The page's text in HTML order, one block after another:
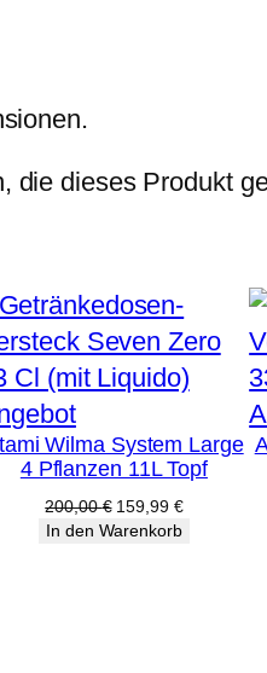
die dieses Produkt
Produkt
im
Angebot
Wilma System Large
4 Pflanzen 11L Topf
200,00€ Ursprünglicher
Preis
159,99 €Aktueller
Preis
In den Warenkorb